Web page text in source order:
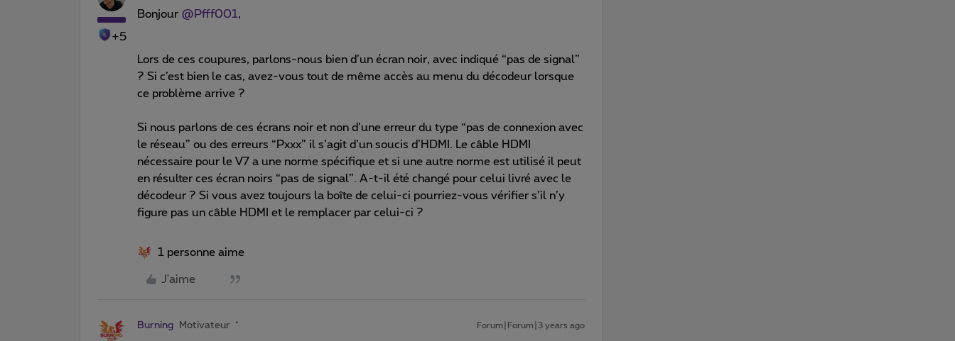
+5
Bonjour @Pfff001,
Lors de ces coupures, parlons-nous bien d’un écran noir, avec indiqué “pas de signal”
? Si c’est bien le cas, avez-vous tout de même accès au menu du décodeur lorsque
ce problème arrive ?
Si nous parlons de ces écrans noir et non d’une erreur du type “pas de connexion avec
le réseau” ou des erreurs “Pxxx” il s’agit d’un soucis d’HDMI. Le câble HDMI
nécessaire pour le V7 a une norme spécifique et si une autre norme est utilisé il peut
en résulter ces écran noirs “pas de signal”. A-t-il été changé pour celui livré avec le
décodeur ? Si vous avez toujours la boîte de celui-ci pourriez-vous vérifier s’il n’y
figure pas un câble HDMI et le remplacer par celui-ci ?
1 personne aime
J'aime
Burning Motivateur Forum|Forum|3 years ago